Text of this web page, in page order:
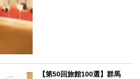
【第50回旅館100選】群馬